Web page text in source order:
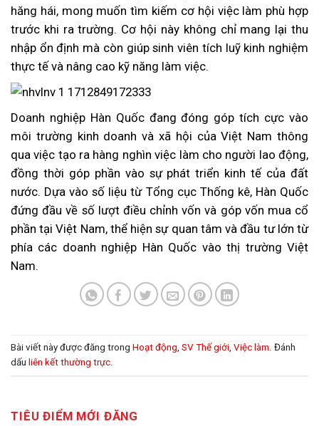
hăng hái, mong muốn tìm kiếm cơ hội việc làm phù hợp
trước khi ra trường. Cơ hội này không chỉ mang lại thu
nhập ổn định mà còn giúp sinh viên tích luỹ kinh nghiệm
thực tế và nâng cao kỹ năng làm việc.
Doanh nghiệp Hàn Quốc đang đóng góp tích cực vào
môi trường kinh doanh và xã hội của Việt Nam thông
qua việc tạo ra hàng nghìn việc làm cho người lao động,
đồng thời góp phần vào sự phát triển kinh tế của đất
nước. Dựa vào số liệu từ Tổng cục Thống kê, Hàn Quốc
đứng đầu về số lượt điều chỉnh vốn và góp vốn mua cổ
phần tại Việt Nam, thể hiện sự quan tâm và đầu tư lớn từ
phía các doanh nghiệp Hàn Quốc vào thị trường Việt
Nam.
Bài viết này được đăng trong Hoạt động, SV Thế giới, Việc làm. Đánh
dấu liên kết thường trực.
TIÊU ĐIỂM MỚI ĐĂNG